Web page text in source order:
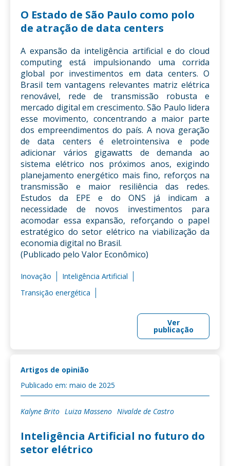
O Estado de São Paulo como polo
de atração de data centers
A expansão da inteligência artificial e do cloud
computing está impulsionando uma corrida
global por investimentos em data centers. O
Brasil tem vantagens relevantes matriz elétrica
renovável, rede de transmissão robusta e
mercado digital em crescimento. São Paulo lidera
esse movimento, concentrando a maior parte
dos empreendimentos do país. A nova geração
de data centers é eletrointensiva e pode
adicionar vários gigawatts de demanda ao
sistema elétrico nos próximos anos, exigindo
planejamento energético mais fino, reforços na
transmissão e maior resiliência das redes.
Estudos da EPE e do ONS já indicam a
necessidade de novos investimentos para
acomodar essa expansão, reforçando o papel
estratégico do setor elétrico na viabilização da
economia digital no Brasil.
(Publicado pelo Valor Econômico)
Inovação
Inteligência Artificial
Transição energética
Ver
publicação
Artigos de opinião
Publicado em: maio de 2025
Kalyne Brito Luiza Masseno Nivalde de Castro
Inteligência Artificial no futuro do
setor elétrico